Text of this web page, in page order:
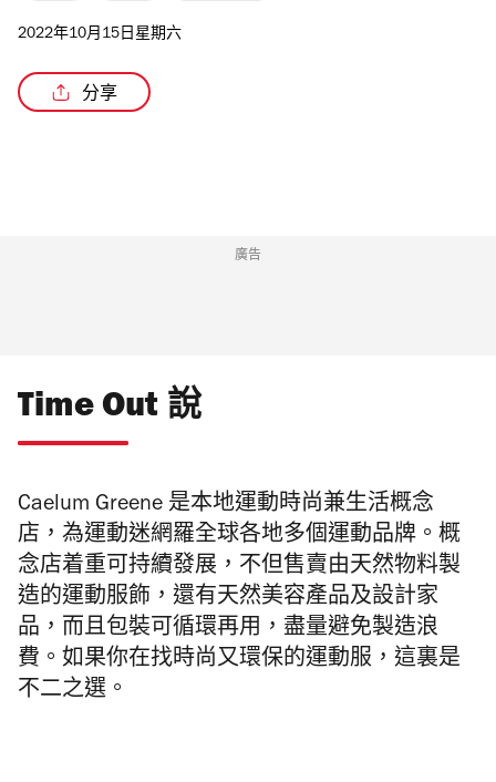
2022年10月15日星期六
分享
廣告
Time Out 說
Caelum Greene 是本地運動時尚兼生活概念
店，為運動迷網羅全球各地多個運動品牌。概
念店着重可持續發展，不但售賣由天然物料製
造的運動服飾，還有天然美容產品及設計家
品，而且包裝可循環再用，盡量避免製造浪
費。如果你在找時尚又環保的運動服，這裏是
不二之選。